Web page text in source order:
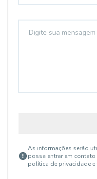
As informações serão
possa entrar em
política de privacidade e